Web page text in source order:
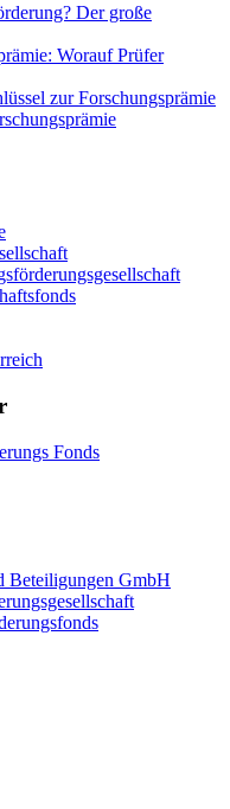
Der große
Worauf Prüfer
zur Forschungsprämie
Fonds
Beteiligungen GmbH